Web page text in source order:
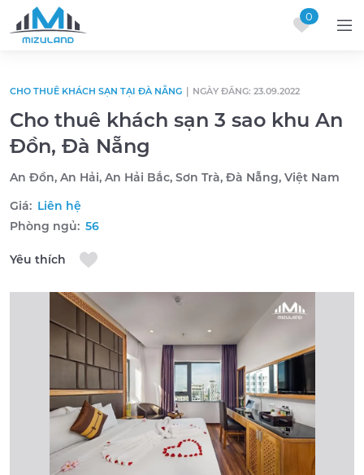
0
CHO THUÊ KHÁCH SẠN TẠI ĐÀ NẴNG NGÀY ĐĂNG: 23.09.2022
Cho thuê khách sạn 3 sao khu An
Đồn, Đà Nẵng
An Đồn, An Hải, An Hải Bắc, Sơn Trà, Đà Nẵng, Việt Nam
Giá: Liên hệ
Phòng ngủ: 56
Yêu thích